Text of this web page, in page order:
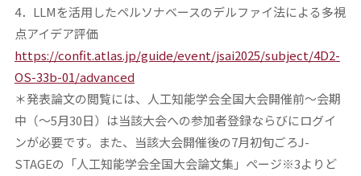
4．LLMを活用したペルソナベースのデルファイ法による多視
点アイデア評価
https://confit.atlas.jp/guide/event/jsai2025/subject/4D2-
OS-33b-01/advanced
＊発表論文の閲覧には、人工知能学会全国大会開催前～会期
中（〜5月30日）は当該大会への参加者登録ならびにログイ
ンが必要です。また、当該大会開催後の7月初旬ごろJ-
STAGEの「人工知能学会全国大会論文集」ページ※3よりど